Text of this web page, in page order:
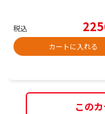
税込
カートに入れる
この